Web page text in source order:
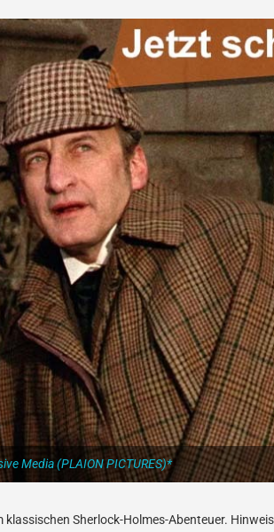
Media (PLAION PICTURES)*
Sherlock-Holmes-Abenteuer.